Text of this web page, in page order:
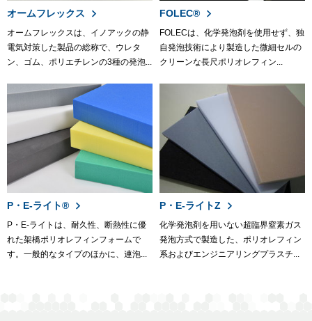
オームフレックス
オームフレックスは、イノアックの静
電気対策した製品の総称で、ウレタ
ン、ゴム、ポリエチレンの3種の発泡...
FOLEC®
FOLECは、化学発泡剤を使用せず、独
自発泡技術により製造した微細セルの
クリーンな長尺ポリオレフィン...
P・E-ライト®
P・E-ライトは、耐久性、断熱性に優
れた架橋ポリオレフィンフォームで
す。一般的なタイプのほかに、連泡...
P・E-ライトZ
化学発泡剤を用いない超臨界窒素ガス
発泡方式で製造した、ポリオレフィン
系およびエンジニアリングプラスチ...